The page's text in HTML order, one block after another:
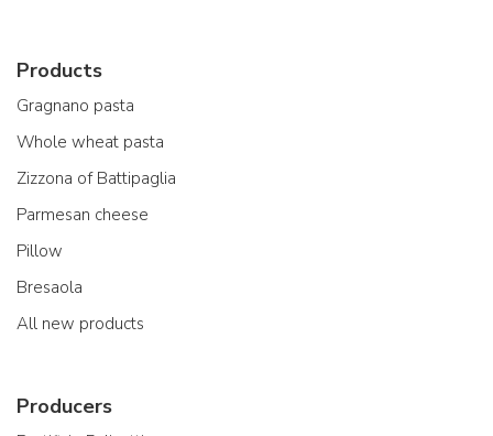
Products
Gragnano pasta
Whole wheat pasta
Zizzona of Battipaglia
Parmesan cheese
Pillow
Bresaola
All new products
Producers